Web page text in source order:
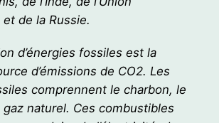
de la Russie.
d’énergies fossiles est la
d’émissions de CO2. Les
comprennent le charbon, le
naturel. Ces combustibles